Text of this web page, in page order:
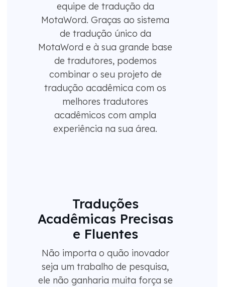
equipe de tradução da
MotaWord. Graças ao sistema
de tradução único da
MotaWord e à sua grande base
de tradutores, podemos
combinar o seu projeto de
tradução acadêmica com os
melhores tradutores
acadêmicos com ampla
experiência na sua área.
Traduções
Acadêmicas Precisas
e Fluentes
Não importa o quão inovador
seja um trabalho de pesquisa,
ele não ganharia muita força se